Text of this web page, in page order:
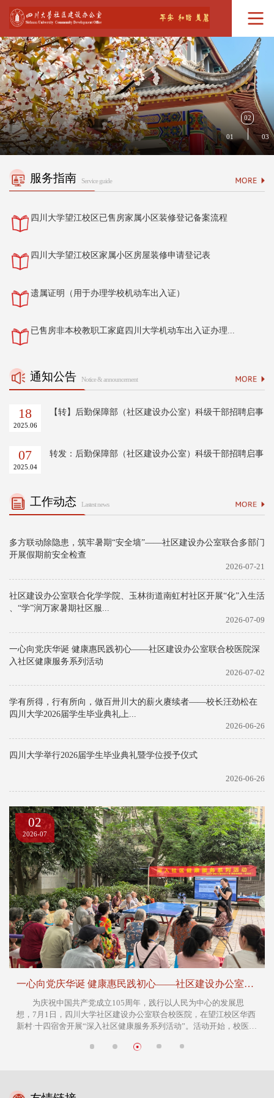
01
02
03
服务指南 Service guide
四川大学望江校区已售房家属小区装修登记备案流程
四川大学望江校区家属小区房屋装修申请登记表
遗属证明（用于办理学校机动车出入证）
已售房非本校教职工家庭四川大学机动车出入证办理...
通知公告 Notice & announcement
18
2025.06
【转】后勤保障部（社区建设办公室）科级干部招聘启事
07
2025.04
转发：后勤保障部（社区建设办公室）科级干部招聘启事
工作动态 Lastest news
多方联动除隐患，筑牢暑期“安全墙”——社区建设办公室联合多部门
开展假期前安全检查
2026-07-21
社区建设办公室联合化学学院、玉林街道南虹村社区开展“化”入生活
、“学”润万家暑期社区服...
2026-07-09
一心向党庆华诞 健康惠民践初心——社区建设办公室联合校医院深
入社区健康服务系列活动
2026-07-02
学有所得，行有所向，做百卅川大的薪火赓续者——校长汪劲松在
四川大学2026届学生毕业典礼上...
2026-06-26
四川大学举行2026届学生毕业典礼暨学位授予仪式
2026-06-26
02
2026-07
一心向党庆华诞 健康惠民践初心——社区建设办公室联合校医院深入社区健康服务系列活动
为庆祝中国共产党成立105周年，践行以人民为中心的发展思
想，7月1日，四川大学社区建设办公室联合校医院，在望江校区华西
新村·十四宿舍开展“深入社区健康服务系列活动”。活动开始，校医院
诊通道，让便捷、高效的医疗服务真正惠及居民。华西医院特需全